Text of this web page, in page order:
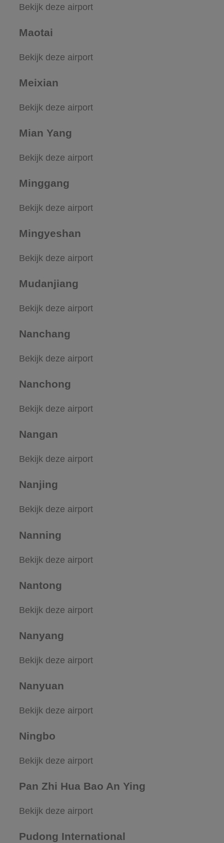
Bekijk deze airport
Maotai
Bekijk deze airport
Meixian
Bekijk deze airport
Mian Yang
Bekijk deze airport
Minggang
Bekijk deze airport
Mingyeshan
Bekijk deze airport
Mudanjiang
Bekijk deze airport
Nanchang
Bekijk deze airport
Nanchong
Bekijk deze airport
Nangan
Bekijk deze airport
Nanjing
Bekijk deze airport
Nanning
Bekijk deze airport
Nantong
Bekijk deze airport
Nanyang
Bekijk deze airport
Nanyuan
Bekijk deze airport
Ningbo
Bekijk deze airport
Pan Zhi Hua Bao An Ying
Bekijk deze airport
Pudong International